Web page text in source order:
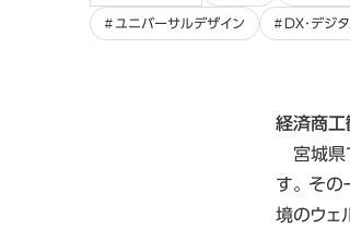
ユニバーサルデザイン DX･デジ
経済商工
宮城県
す。 そ
境のウェ